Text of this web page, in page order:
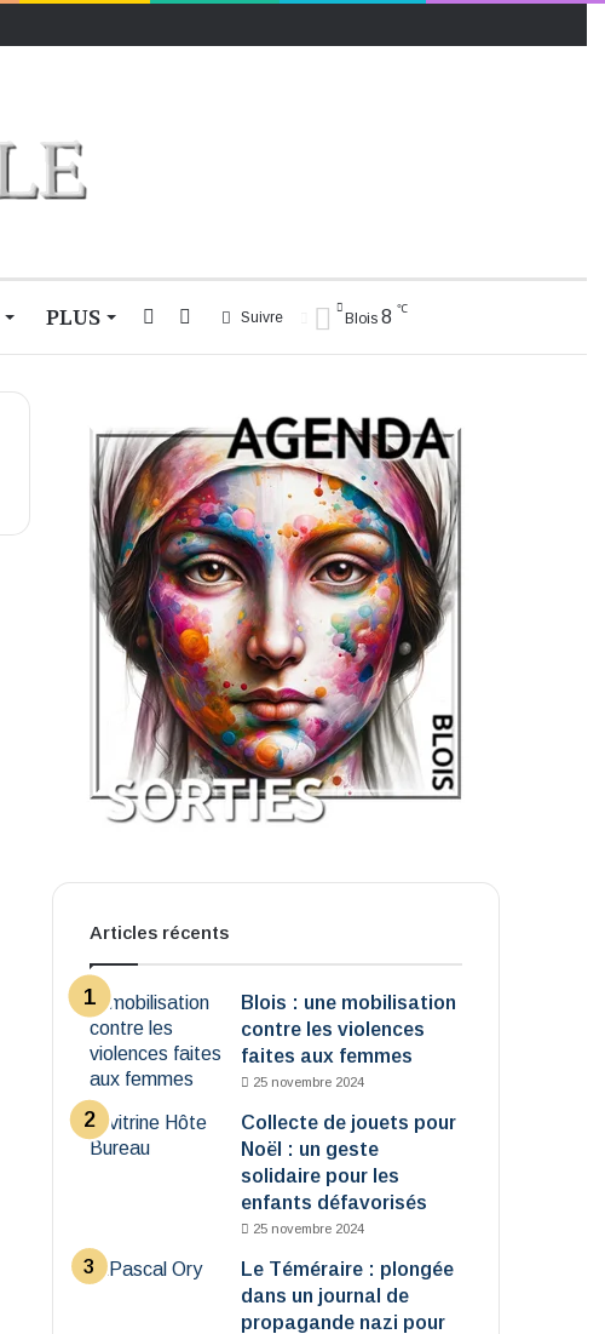
PLUS Blois 8 ℃
Suivre
Switch
Rechercher
Articles récents
Blois : une mobilisation
contre les violences
faites aux femmes
25 novembre 2024
Collecte de jouets pour
Noël : un geste
solidaire pour les
enfants défavorisés
25 novembre 2024
Le Téméraire : plongée
dans un journal de
propagande nazi pour